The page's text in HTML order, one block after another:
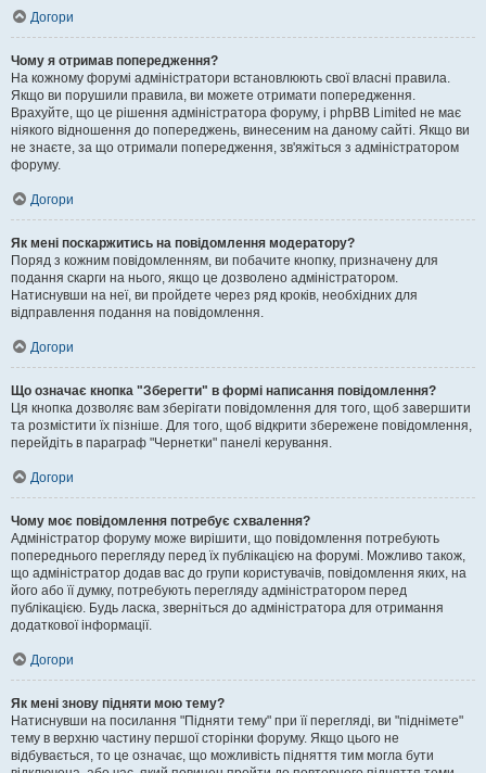
Догори
Чому я отримав попередження?
На кожному форумі адміністратори встановлюють свої власні правила.
Якщо ви порушили правила, ви можете отримати попередження.
Врахуйте, що це рішення адміністратора форуму, і phpBB Limited не має
ніякого відношення до попереджень, винесеним на даному сайті. Якщо ви
не знаєте, за що отримали попередження, зв'яжіться з адміністратором
форуму.
Догори
Як мені поскаржитись на повідомлення модератору?
Поряд з кожним повідомленням, ви побачите кнопку, призначену для
подання скарги на нього, якщо це дозволено адміністратором.
Натиснувши на неї, ви пройдете через ряд кроків, необхідних для
відправлення подання на повідомлення.
Догори
Що означає кнопка "Зберегти" в формі написання повідомлення?
Ця кнопка дозволяє вам зберігати повідомлення для того, щоб завершити
та розмістити їх пізніше. Для того, щоб відкрити збережене повідомлення,
перейдіть в параграф "Чернетки" панелі керування.
Догори
Чому моє повідомлення потребує схвалення?
Адміністратор форуму може вирішити, що повідомлення потребують
попереднього перегляду перед їх публікацією на форумі. Можливо також,
що адміністратор додав вас до групи користувачів, повідомлення яких, на
його або її думку, потребують перегляду адміністратором перед
публікацією. Будь ласка, зверніться до адміністратора для отримання
додаткової інформації.
Догори
Як мені знову підняти мою тему?
Натиснувши на посилання "Підняти тему" при її перегляді, ви "піднімете"
тему в верхню частину першої сторінки форуму. Якщо цього не
відбувається, то це означає, що можливість підняття тим могла бути